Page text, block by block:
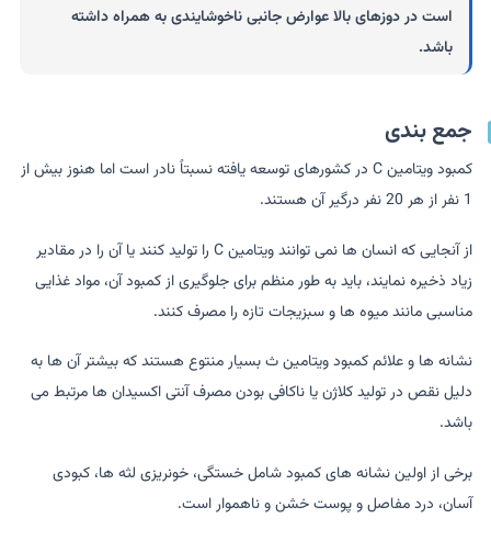
است در دوزهای بالا عوارض جانبی ناخوشایندی به همراه داشته
باشد.
جمع بندی
کمبود ویتامین C در کشورهای توسعه یافته نسبتاً نادر است اما هنوز بیش از
1 نفر از هر 20 نفر درگیر آن هستند.
از آنجایی که انسان ها نمی توانند ویتامین C را تولید کنند یا آن را در مقادیر
زیاد ذخیره نمایند، باید به طور منظم برای جلوگیری از کمبود آن، مواد غذایی
مناسبی مانند میوه ها و سبزیجات تازه را مصرف کنند.
نشانه ها و علائم کمبود ویتامین ث بسیار منتوع هستند که بیشتر آن ها به
دلیل نقص در تولید کلاژن یا ناکافی بودن مصرف آنتی اکسیدان ها مرتبط می
باشد.
برخی از اولین نشانه های کمبود شامل خستگی، خونریزی لثه ها، کبودی
آسان، درد مفاصل و پوست خشن و ناهموار است.